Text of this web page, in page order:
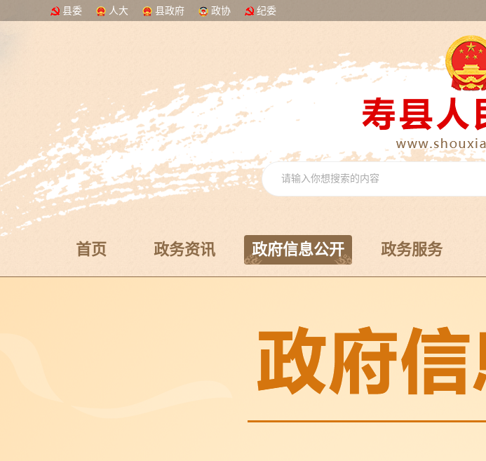
县委 人大 县政府 政协 纪委
首页 政务资讯 政府信息公开 政务服务